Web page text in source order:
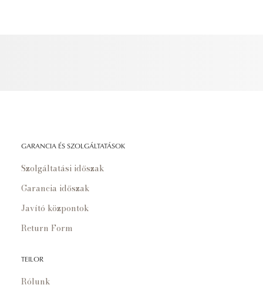
GARANCIA ÉS SZOLGÁLTATÁSOK
Szolgáltatási időszak
Garancia időszak
Javító központok
Return Form
TEILOR
Rólunk